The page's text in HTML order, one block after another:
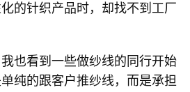
的针织产品时，却找不到工厂
看到一些做纱线的同行开始
纯的跟客户推纱线，而是承担